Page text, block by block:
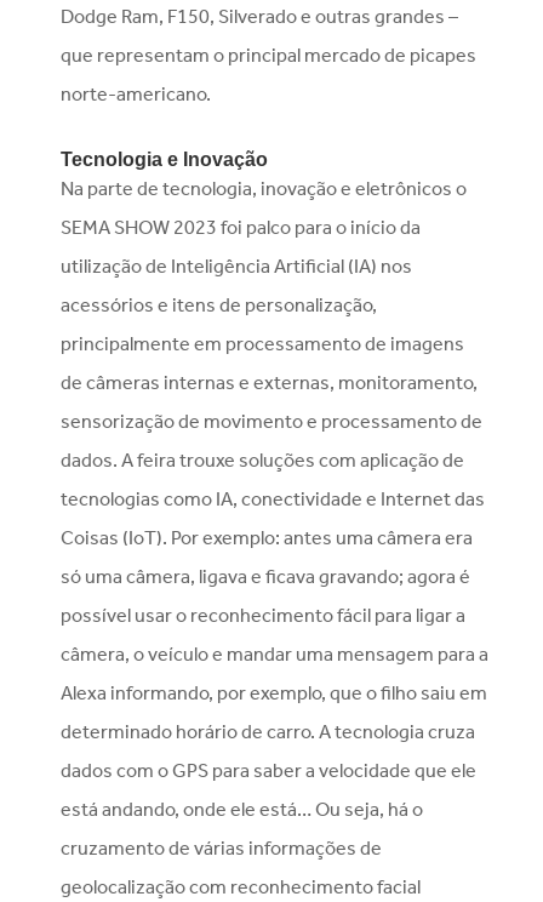
Dodge Ram, F150, Silverado e outras grandes –
que representam o principal mercado de picapes
norte-americano.
Tecnologia e Inovação
Na parte de tecnologia, inovação e eletrônicos o
SEMA SHOW 2023 foi palco para o início da
utilização de Inteligência Artificial (IA) nos
acessórios e itens de personalização,
principalmente em processamento de imagens
de câmeras internas e externas, monitoramento,
sensorização de movimento e processamento de
dados. A feira trouxe soluções com aplicação de
tecnologias como IA, conectividade e Internet das
Coisas (IoT). Por exemplo: antes uma câmera era
só uma câmera, ligava e ficava gravando; agora é
possível usar o reconhecimento fácil para ligar a
câmera, o veículo e mandar uma mensagem para a
Alexa informando, por exemplo, que o filho saiu em
determinado horário de carro. A tecnologia cruza
dados com o GPS para saber a velocidade que ele
está andando, onde ele está… Ou seja, há o
cruzamento de várias informações de
geolocalização com reconhecimento facial